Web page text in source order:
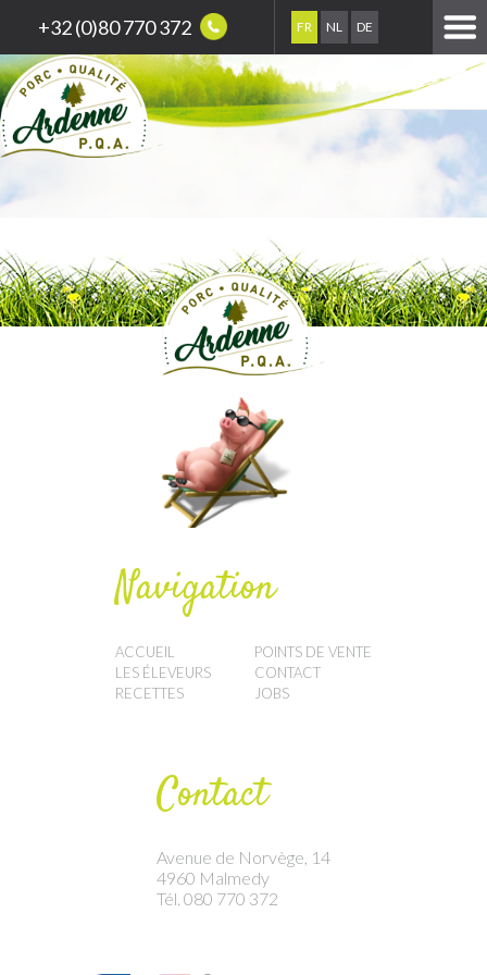
+32 (0)80 770 372 FR NL DE
Navigation
ACCUEIL
LES ÉLEVEURS
RECETTES
POINTS DE VENTE
CONTACT
JOBS
Contact
Avenue de Norvège, 14
4960 Malmedy
Tél. 080 770 372